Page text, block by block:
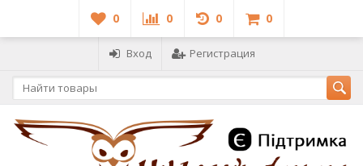
0 0 0 0
Вход Регистрация